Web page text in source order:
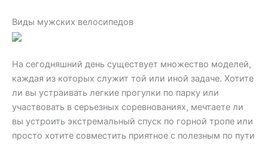
Виды мужских велосипедов
На сегодняшний день существует множество моделей,
каждая из которых служит той или иной задаче. Хотите
ли вы устраивать легкие прогулки по парку или
участвовать в серьезных соревнованиях, мечтаете ли
вы устроить экстремальный спуск по горной тропе или
просто хотите совместить приятное с полезным по пути